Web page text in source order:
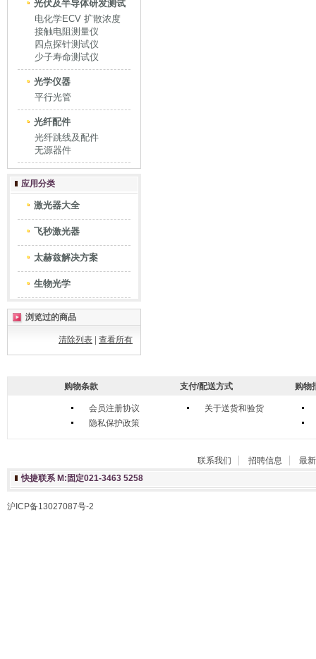
光伏及半导体研发测试
电化学ECV 扩散浓度
接触电阻测量仪
四点探针测试仪
少子寿命测试仪
光学仪器
平行光管
光纤配件
光纤跳线及配件
无源器件
应用分类
激光器大全
飞秒激光器
太赫兹解决方案
生物光学
浏览过的商品
清除列表 查看所有
购物条款
会员注册协议
隐私保护政策
支付/配送方式
关于送货和验货
购物
联系我们 招聘信息
最
快捷联系 M:固定021-3463 5258
沪ICP备13027087号-2